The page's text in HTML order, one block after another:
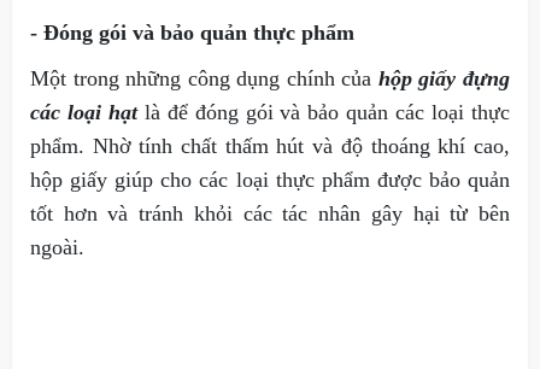
- Đóng gói và bảo quản thực phẩm
Một trong những công dụng chính của hộp giấy đựng
các loại hạtlà để đóng gói và bảo quản các loại thực
phẩm. Nhờ tính chất thấm hút và độ thoáng khí cao,
hộp giấy giúp cho các loại thực phẩm được bảo quản
tốt hơn và tránh khỏi các tác nhân gây hại từ bên
ngoài.